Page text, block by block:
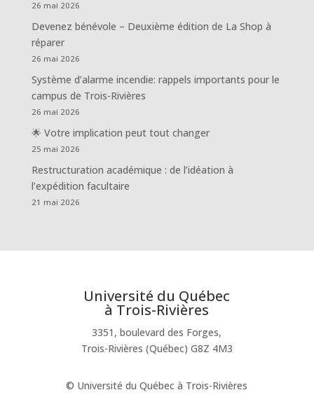
26 mai 2026
Devenez bénévole – Deuxième édition de La Shop à
réparer
26 mai 2026
Système d’alarme incendie: rappels importants pour le
campus de Trois-Rivières
26 mai 2026
🌟 Votre implication peut tout changer
25 mai 2026
Restructuration académique : de l’idéation à
l’expédition facultaire
21 mai 2026
Université du Québec
à Trois-Rivières
3351, boulevard des Forges,
Trois-Rivières (Québec) G8Z 4M3
© Université du Québec à Trois-Rivières